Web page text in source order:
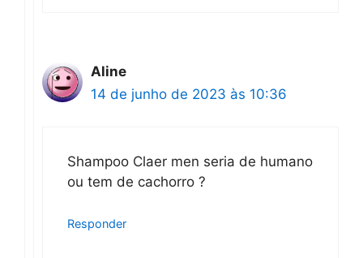
Aline
14 de junho de 2023 às 10:36
Shampoo Claer men seria de humano
ou tem de cachorro ?
Responder